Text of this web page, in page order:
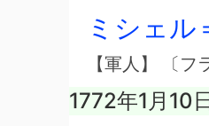
ミシェル
【軍人】 〔フ
1772年1月10